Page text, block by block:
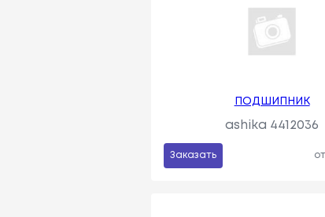
ПОДШИПНИК
ashika 4412036
Заказать